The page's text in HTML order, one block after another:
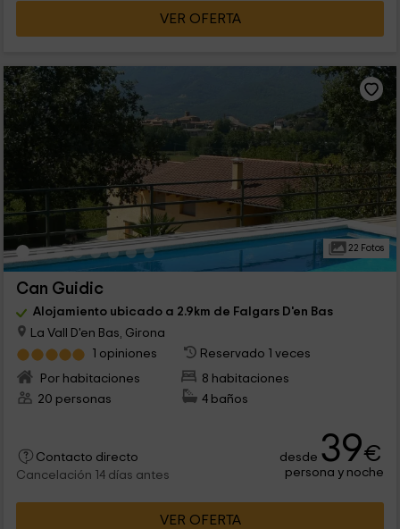
VER OFERTA
22 Fotos
Can Guidic
Alojamiento ubicado a 2.9km de Falgars D'en Bas
La Vall D'en Bas, Girona
1 opiniones
Reservado 1 veces
Por habitaciones
8 habitaciones
20 personas
4 baños
Contacto directo
Cancelación 14 días antes
desde 39€
persona y noche
VER OFERTA